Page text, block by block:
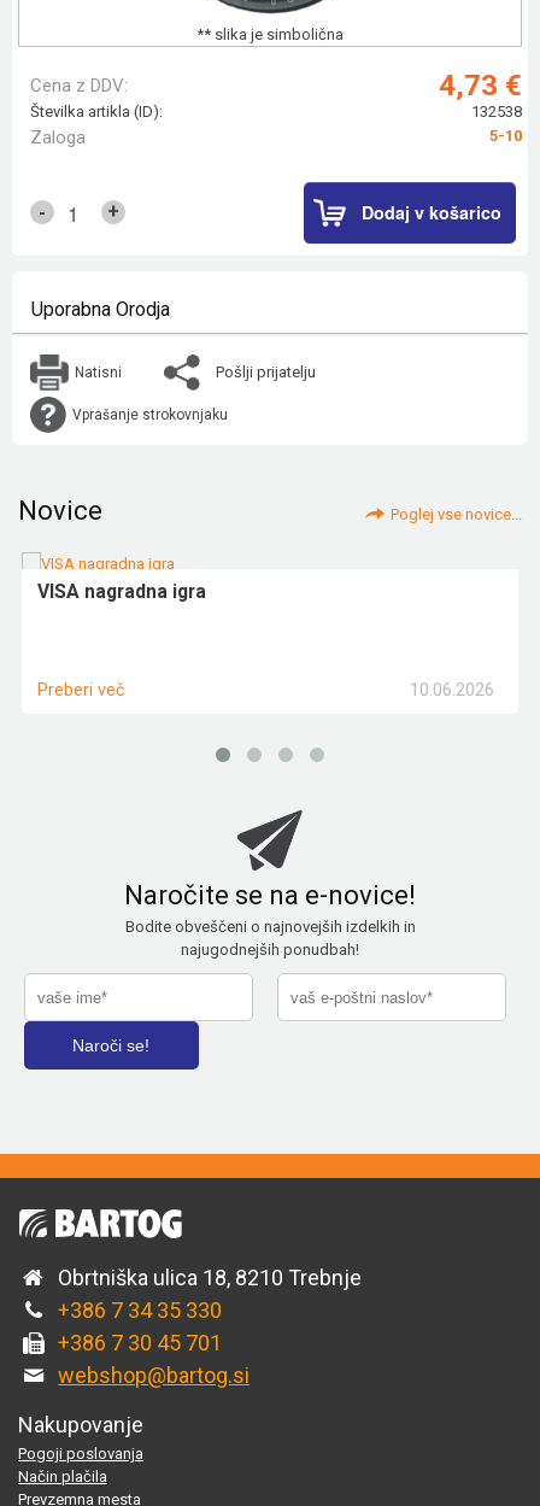
** slika je simbolična
Cena z DDV: 4,73 €
Številka artikla (ID): 132538
Zaloga 5-10
- + Dodaj v košarico
Uporabna Orodja
Natisni Pošlji prijatelju
Vprašanje strokovnjaku
Novice Poglej vse novice...
VISA nagradna igra
10.06.2026
Preberi več
Naročite se na e-novice!
Bodite obveščeni o najnovejših izdelkih in
najugodnejših ponudbah!
Obrtniška ulica 18, 8210 Trebnje
+386 7 34 35 330
+386 7 30 45 701
webshop@bartog.si
Nakupovanje
Pogoji poslovanja
Način plačila
Prevzemna mesta